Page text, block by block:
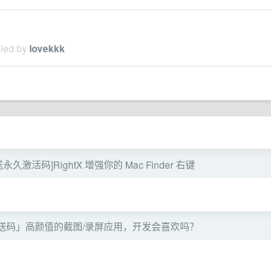
byiovekkk
永久激活码]RightX 增强你的 Mac Finder 右键
码」高颜值的截图/录屏应用，开发会喜欢吗？